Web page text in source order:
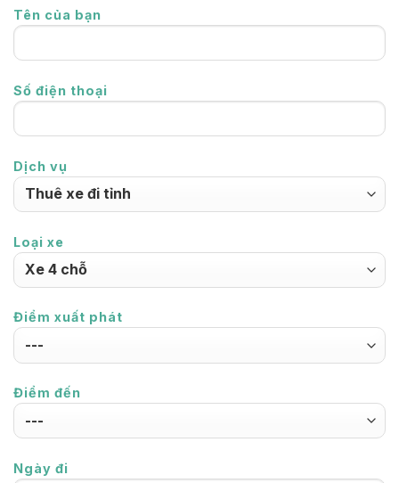
Tên của bạn
Số điện thoại
Dịch vụ
Loại xe
Điểm xuất phát
Điểm đến
Ngày đi